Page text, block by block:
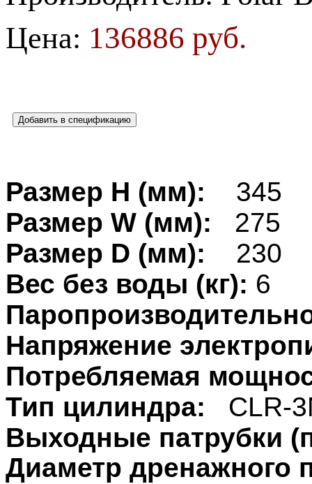
Цена: 136886 руб.
Размер H (мм): 345
Размер W (мм): 275
Размер D (мм): 230
Вес без воды (кг): 6
Напряжение
Потребляемая
Тип цилиндра: CLR-3
Выходные патрубки
Диаметр